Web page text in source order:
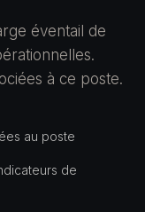
éventail de
à ce poste.
au poste
de